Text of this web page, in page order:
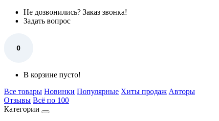
Не дозвонились? Заказ звонка!
Задать вопрос
0
В корзине пусто!
Все товары Новинки Популярные Хиты продаж Авторы
Отзывы Всё по 100
Категории